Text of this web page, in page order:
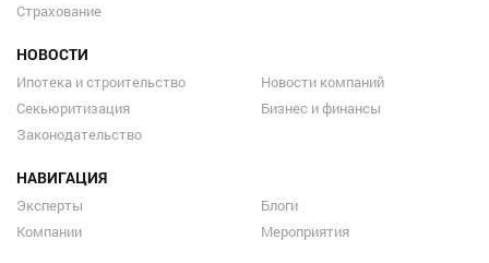
Страхование
НОВОСТИ
Ипотека и строительство
Секьюритизация
Законодательство
Новости компаний
Бизнес и финансы
НАВИГАЦИЯ
Эксперты
Компании
Блоги
Мероприятия